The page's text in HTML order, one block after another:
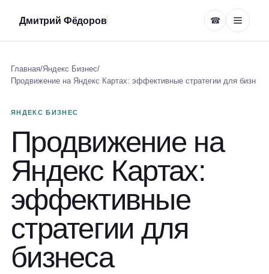
Дмитрий Фёдоров ☎
Главная/Яндекс Бизнес/
Продвижение на Яндекс Картах: эффективные стратегии для бизн
ЯНДЕКС БИЗНЕС
Продвижение на
Яндекс Картах:
эффективные
стратегии для
бизнеса